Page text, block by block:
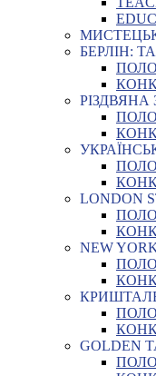
БЕРЛІН:
РІЗДВЯНА
LONDON
NEW
GOLDEN